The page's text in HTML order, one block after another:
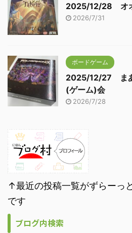
2025/12/28 オ
2026/7/31
ボードゲーム
2025/12/27 ま
(ゲーム)会
2026/7/28
↑最近の投稿一覧がずらーっ
です
ブログ内検索